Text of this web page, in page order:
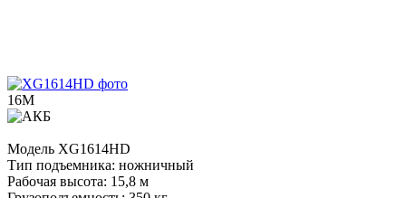
16М
Модель XG1614HD
Тип подъемника: ножничный
Рабочая высота: 15,8 м